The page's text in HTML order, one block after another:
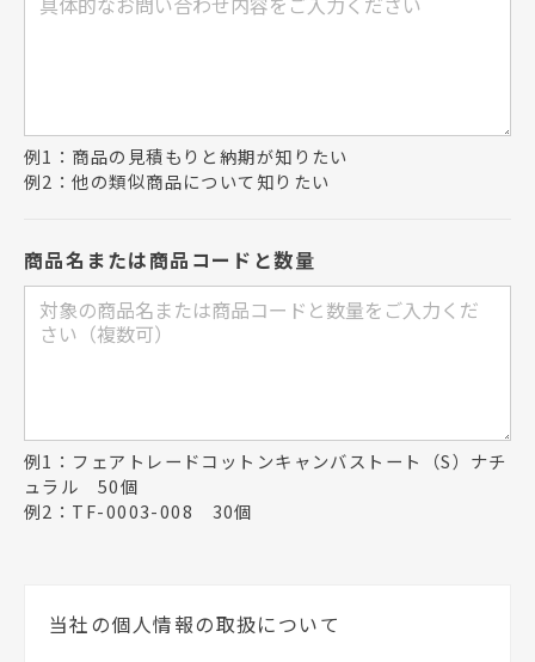
例1：商品の見積もりと納期が知りたい
例2：他の類似商品について知りたい
商品名または商品コードと数量
例1：フェアトレードコットンキャンバストート（S）ナチ
ュラル 50個
例2：TF-0003-008 30個
当社の個人情報の取扱について